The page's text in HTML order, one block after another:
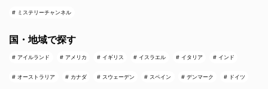
ミステリーチャンネル
国・地域で探す
アイルランド アメリカ イギリス イスラエル イタリア インド
オーストラリア カナダ スウェーデン スペイン デンマーク ドイツ